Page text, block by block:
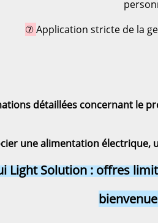
⑦ Application stricte de la
détaillées concernant le
une alimentation électrique,
Light Solution : offres